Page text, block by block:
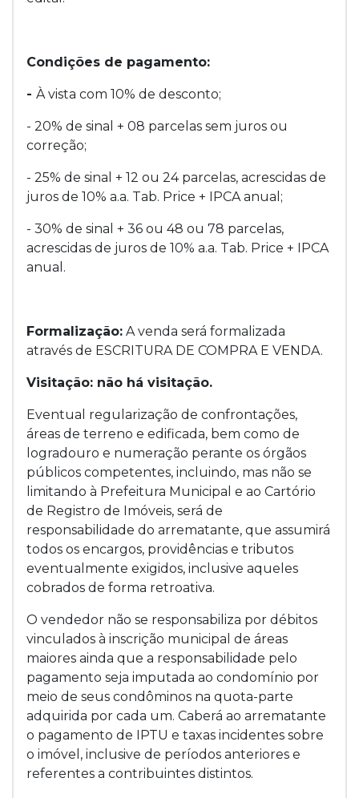
Condições de pagamento:
- À vista com 10% de desconto;
- 20% de sinal + 08 parcelas sem juros ou
correção;
- 25% de sinal + 12 ou 24 parcelas, acrescidas de
juros de 10% a.a. Tab. Price + IPCA anual;
- 30% de sinal + 36 ou 48 ou 78 parcelas,
acrescidas de juros de 10% a.a. Tab. Price + IPCA
anual.
Formalização: A venda será formalizada
através de ESCRITURA DE COMPRA E VENDA.
Visitação: não há visitação.
Eventual regularização de confrontações,
áreas de terreno e edificada, bem como de
logradouro e numeração perante os órgãos
públicos competentes, incluindo, mas não se
limitando à Prefeitura Municipal e ao Cartório
de Registro de Imóveis, será de
responsabilidade do arrematante, que assumirá
todos os encargos, providências e tributos
eventualmente exigidos, inclusive aqueles
cobrados de forma retroativa.
O vendedor não se responsabiliza por débitos
vinculados à inscrição municipal de áreas
maiores ainda que a responsabilidade pelo
pagamento seja imputada ao condomínio por
meio de seus condôminos na quota-parte
adquirida por cada um. Caberá ao arrematante
o pagamento de IPTU e taxas incidentes sobre
o imóvel, inclusive de períodos anteriores e
referentes a contribuintes distintos.